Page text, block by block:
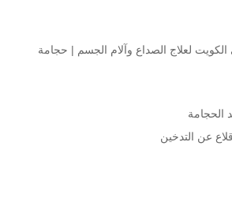
لعلاج الصداع وآلام الجسم | حجامة
الحجامة
عن التدخين